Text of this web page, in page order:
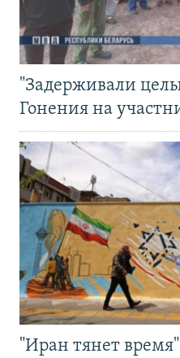
"Задерживали
Гонения на
"Иран тянет